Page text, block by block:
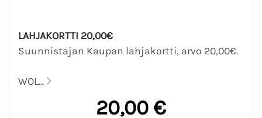
LAHJAKORTTI 20,00€
Suunnistajan Kaupan lahjakortti, arvo 20,00€.
WOL...
20,00 €